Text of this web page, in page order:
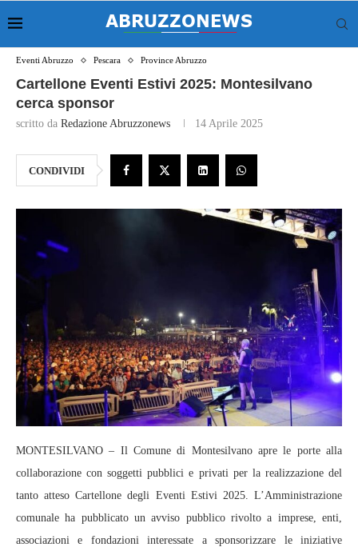
Eventi Abruzzo Pescara Province Abruzzo
Cartellone Eventi Estivi 2025: Montesilvano
cerca sponsor
scritto da Redazione Abruzzonews 14 Aprile 2025
CONDIVIDI
MONTESILVANO – Il Comune di Montesilvano apre le porte alla
collaborazione con soggetti pubblici e privati per la realizzazione del
tanto atteso Cartellone degli Eventi Estivi 2025. L’Amministrazione
comunale ha pubblicato un avviso pubblico rivolto a imprese, enti,
associazioni e fondazioni interessate a sponsorizzare le iniziative